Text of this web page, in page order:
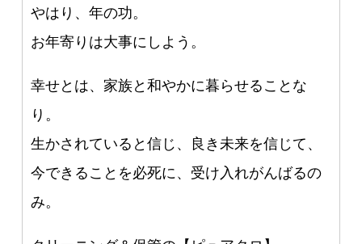
やはり、年の功。
お年寄りは大事にしよう。
幸せとは、家族と和やかに暮らせることな
り。
生かされていると信じ、良き未来を信じて、
今できることを必死に、受け入れがんばるの
み。